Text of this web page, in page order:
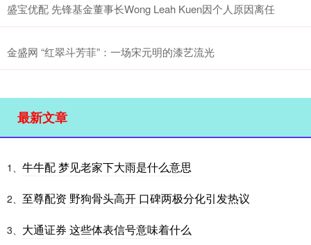
盛宝优配 先锋基金董事长Wong Leah Kuen因个人原因离任
金盛网 “红翠斗芳菲”：一场宋元明的漆艺流光
最新文章
1、 牛牛配 梦见老家下大雨是什么意思
2、 至尊配资 野狗骨头高开 口碑两极分化引发热议
3、 大通证券 这些体表信号意味着什么